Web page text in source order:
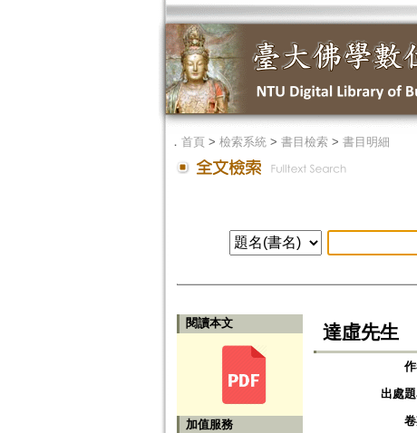
． 首頁> 檢索系統> 書目檢索> 書目明細
閱讀本文
加值服務
達虛先生
出處